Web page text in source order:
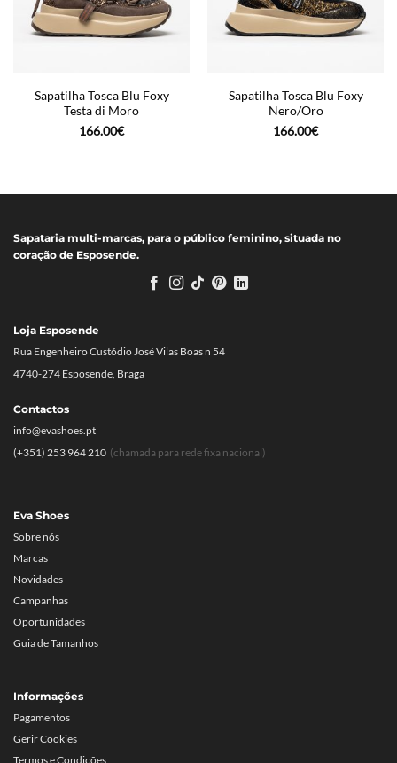
Sapatilha Tosca Blu Foxy
Testa di Moro
166.00€
Sapatilha Tosca Blu Foxy
Nero/Oro
166.00€
Sapataria multi-marcas, para o público feminino, situada no
coração de Esposende.
Eva Shoes
Sobre nós
Marcas
Novidades
Campanhas
Oportunidades
Guia de Tamanhos
Informações
Pagamentos
Gerir Cookies
Termos e Condições
Loja Esposende
Rua Engenheiro Custódio José Vilas Boas n 54
4740-274 Esposende, Braga
Contactos
info@evashoes.pt
(+351) 253 964 210 (chamada para rede fixa nacional)